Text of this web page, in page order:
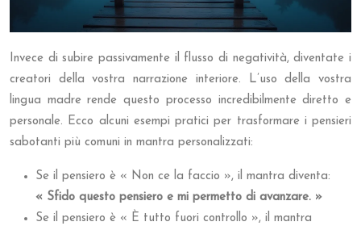
Invece di subire passivamente il flusso di negatività, diventate i
creatori della vostra narrazione interiore. L’uso della vostra
lingua madre rende questo processo incredibilmente diretto e
personale. Ecco alcuni esempi pratici per trasformare i pensieri
sabotanti più comuni in mantra personalizzati:
Se il pensiero è « Non ce la faccio », il mantra diventa:
« Sfido questo pensiero e mi permetto di avanzare. »
Se il pensiero è « È tutto fuori controllo », il mantra